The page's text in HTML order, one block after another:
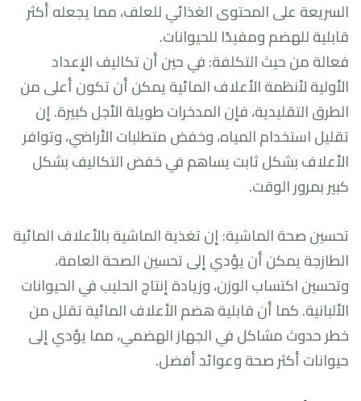
السريعة على المحتوى الغذائي للعلف، مما يجعله أكثر
قابلية للهضم ومفيدًا للحيوانات.
فعالة من حيث التكلفة: في حين أن تكاليف الإعداد
الأولية لأنظمة الأعلاف المائية يمكن أن تكون أعلى من
الطرق التقليدية، فإن المدخرات طويلة الأجل كبيرة. إن
تقليل استخدام المياه، وخفض متطلبات الأراضي، وتوافر
الأعلاف بشكل ثابت يساهم في خفض التكاليف بشكل
كبير بمرور الوقت.
تحسين صحة الماشية: إن تغذية الماشية بالأعلاف المائية
الطازجة يمكن أن يؤدي إلى تحسين الصحة العامة،
وتحسين اكتساب الوزن، وزيادة إنتاج الحليب في الحيوانات
الألبانية. كما أن قابلية هضم الأعلاف المائية تقلل من
خطر حدوث مشاكل في الجهاز الهضمي، مما يؤدي إلى
حيوانات أكثر صحة وعوائد أفضل.